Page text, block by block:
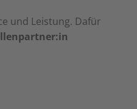
und Leistung. Dafür